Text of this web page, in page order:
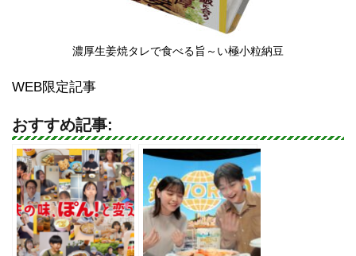
濃厚生姜焼タレで食べる旨～い極小粒納豆
WEB限定記事
おすすめ記事: